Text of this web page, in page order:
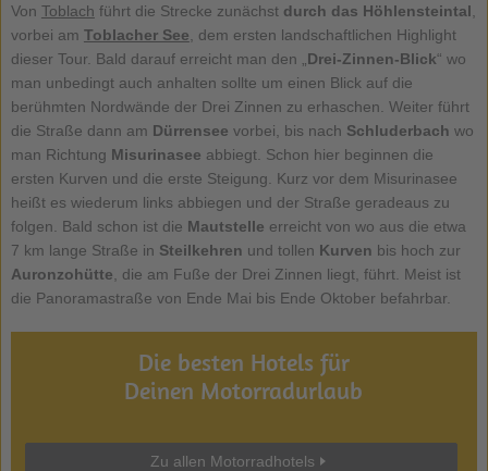
Von Toblach führt die Strecke zunächst durch das Höhlensteintal
vorbei am Toblacher See , dem ersten landschaftlichen Highlight
dieser Tour. Bald darauf erreicht man den „ Drei-Zinnen-Blick“ wo
man unbedingt auch anhalten sollte um einen Blick auf die
berühmten Nordwände der Drei Zinnen zu erhaschen. Weiter führt
die Straße dann am Dürrensee vorbei, bis nach Schluderbach wo
man Richtung Misurinasee abbiegt. Schon hier beginnen die
ersten Kurven und die erste Steigung. Kurz vor dem Misurinasee
heißt es wiederum links abbiegen und der Straße geradeaus zu
folgen. Bald schon ist die Mautstelle erreicht von wo aus die etwa
7 km lange Straße in Steilkehren und tollen Kurven bis hoch zur
Auronzohütte , die am Fuße der Drei Zinnen liegt, führt. Meist ist
die Panoramastraße von Ende Mai bis Ende Oktober befahrbar.
Die besten Hotels für
Deinen Motorradurlaub
Zu allen Motorradhotels